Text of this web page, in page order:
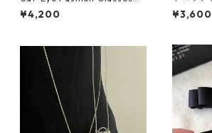
（４色）：542
¥4,200
ス：661
¥3,600